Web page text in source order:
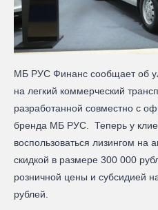
МБ РУС Финанс сообщает об
на легкий коммерческий
разработанной совместно с
бренда МБ РУС. Теперь у
воспользоваться лизингом на
скидкой в размере 300 000
розничной цены и субсидией
рублей.